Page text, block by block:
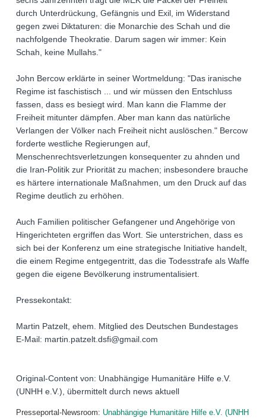
durch Unterdrückung, Gefängnis und Exil, im Widerstand
gegen zwei Diktaturen: die Monarchie des Schah und die
nachfolgende Theokratie. Darum sagen wir immer: Kein
Schah, keine Mullahs."
John Bercow erklärte in seiner Wortmeldung: "Das iranische
Regime ist faschistisch ... und wir müssen den Entschluss
fassen, dass es besiegt wird. Man kann die Flamme der
Freiheit mitunter dämpfen. Aber man kann das natürliche
Verlangen der Völker nach Freiheit nicht auslöschen." Bercow
forderte westliche Regierungen auf,
Menschenrechtsverletzungen konsequenter zu ahnden und
die Iran-Politik zur Priorität zu machen; insbesondere brauche
es härtere internationale Maßnahmen, um den Druck auf das
Regime deutlich zu erhöhen.
Auch Familien politischer Gefangener und Angehörige von
Hingerichteten ergriffen das Wort. Sie unterstrichen, dass es
sich bei der Konferenz um eine strategische Initiative handelt,
die einem Regime entgegentritt, das die Todesstrafe als Waffe
gegen die eigene Bevölkerung instrumentalisiert.
Pressekontakt:
Martin Patzelt, ehem. Mitglied des Deutschen Bundestages
E-Mail: martin.patzelt.dsfi@gmail.com
Original-Content von: Unabhängige Humanitäre Hilfe e.V.
(UNHH e.V.), übermittelt durch news aktuell
Presseportal-Newsroom: Unabhängige Humanitäre Hilfe e.V. (UNHH